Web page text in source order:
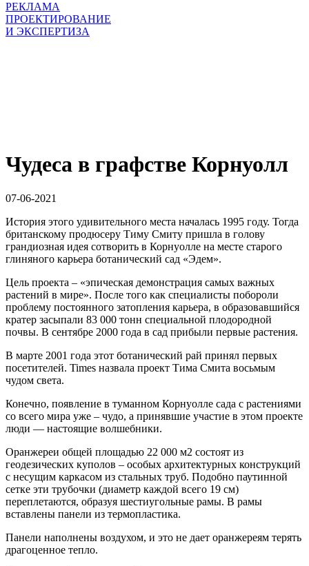
РЕКЛАМА
ПРОЕКТИРОВАНИЕ
И ЭКСПЕРТИЗА
Чудеса в графстве Корнуолл
07-06-2021
История этого удивительного места началась 1995 году. Тогда
британскому продюсеру Тиму Смиту пришла в голову
грандиозная идея сотворить в Корнуолле на месте старого
глиняного карьера ботанический сад «Эдем».
Цель проекта – «эпическая демонстрация самых важных
растений в мире». После того как специалисты побороли
проблему постоянного затопления карьера, в образовавшийся
кратер засыпали 83 000 тонн специальной плодородной
почвы. В сентябре 2000 года в сад прибыли первые растения.
В марте 2001 года этот ботанический рай принял первых
посетителей. Times назвала проект Тима Смита восьмым
чудом света.
Конечно, появление в туманном Корнуолле сада с растениями
со всего мира уже – чудо, а принявшие участие в этом проекте
люди — настоящие волшебники.
Оранжереи общей площадью 22 000 м2 состоят из
геодезических куполов – особых архитектурных конструкций
с несущим каркасом из стальных труб. Подобно паутинной
сетке эти трубочки (диаметр каждой всего 19 см)
переплетаются, образуя шестиугольные рамы. В рамы
вставлены панели из термопластика.
Панели наполнены воздухом, и это не дает оранжереям терять
драгоценное тепло.